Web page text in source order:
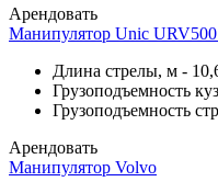
Арендовать
Манипулятор Unic
Длина стрелы, м -
Грузоподъемность
Грузоподъемность
Арендовать
Манипулятор Volvo